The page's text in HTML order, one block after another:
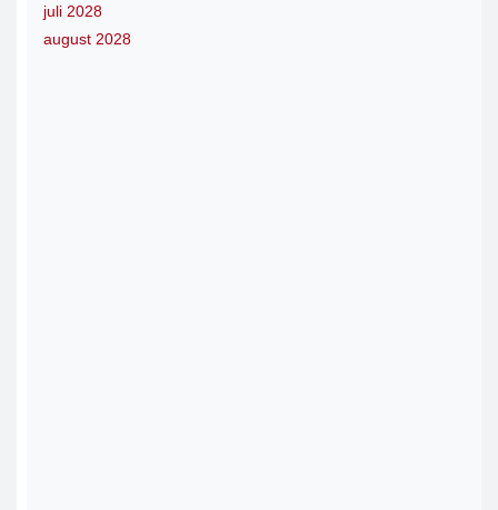
juli 2028
august 2028